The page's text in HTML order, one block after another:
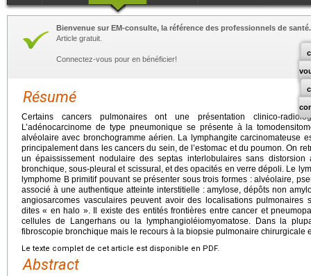
Bienvenue sur EM-consulte, la référence des professionnels de santé.
Article gratuit.
Connectez-vous pour en bénéficier!
Résumé
Certains cancers pulmonaires ont une présentation clinico-
L’adénocarcinome de type pneumonique se présente à la
alvéolaire avec bronchogramme aérien. La lymphangite carcinomateuse
principalement dans les cancers du sein, de l’estomac et du poumon. On
un épaississement nodulaire des septas interlobulaires sans distorsion
bronchique, sous-pleural et scissural, et des opacités en verre dépoli. Le
lymphome B primitif pouvant se présenter sous trois formes : alvéolaire,
associé à une authentique atteinte interstitielle : amylose, dépôts non
angiosarcomes vasculaires peuvent avoir des localisations pulmonaires
dites « en halo ». Il existe des entités frontières entre cancer et
cellules de Langerhans ou la lymphangioléiomyomatose. Dans la
fibroscopie bronchique mais le recours à la biopsie pulmonaire chirurgicale
Le texte complet de cet article est disponible en PDF.
Abstract